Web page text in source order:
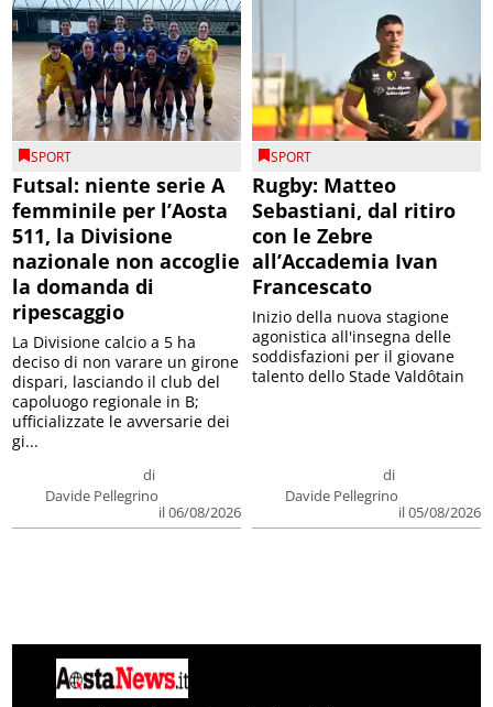
SPORT
Futsal: niente serie A
femminile per l’Aosta
511, la Divisione
nazionale non accoglie
la domanda di
ripescaggio
di
Davide Pellegrino
il 06/08/2026
La Divisione calcio a 5 ha
deciso di non varare un girone
dispari, lasciando il club del
capoluogo regionale in B;
ufficializzate le avversarie dei
gi...
SPORT
Rugby: Matteo
Sebastiani, dal ritiro
con le Zebre
all’Accademia Ivan
Francescato
di
Davide Pellegrino
il 05/08/2026
Inizio della nuova stagione
agonistica all'insegna delle
soddisfazioni per il giovane
talento dello Stade Valdôtain